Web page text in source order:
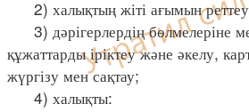
2) халықтың жіті ағымын
3) дәрігерлердің бөлмелеріне
құжаттарды іріктеу және әкелу,
жүргізу мен сақтау;
4) халықты: